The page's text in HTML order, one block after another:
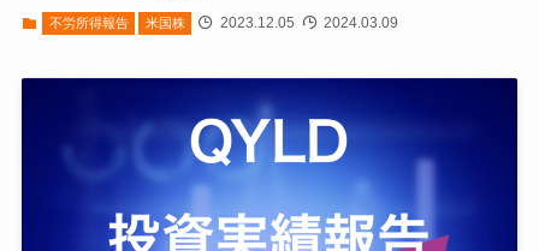
不労所得報告 米国株 2023.12.05 2024.03.09